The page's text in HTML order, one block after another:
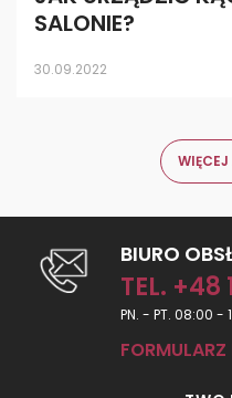
SALONIE?
30.09.2022
BIURO
TEL. +48
PN. - PT. 08:00 -